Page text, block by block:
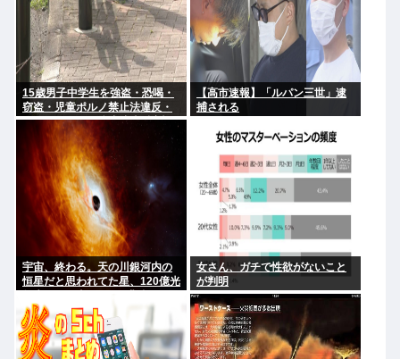
15歳男子中学生を強盗・恐喝・
窃盗・児童ポルノ禁止法違反・
リベンジポルノ防止法違反容疑
で逮捕
【高市速報】「ルパン三世」逮
捕される
宇宙、終わる。天の川銀河内の
恒星だと思われてた星、120億光
星だと判明。
女さん、ガチで性欲がないこと
が判明